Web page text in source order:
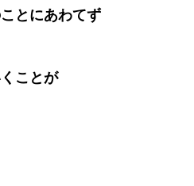
とにあわてず
ことが